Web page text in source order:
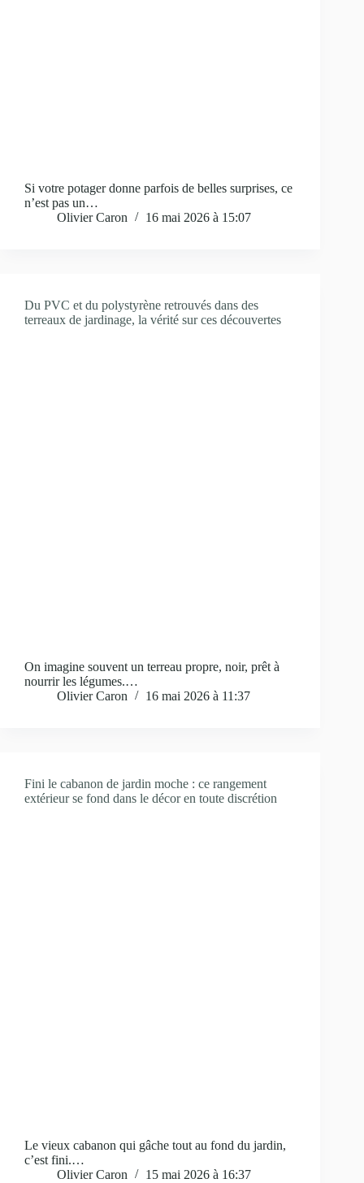
Si votre potager donne parfois de belles surprises, ce
n’est pas un…
Olivier Caron
16 mai 2026 à 15:07
Du PVC et du polystyrène retrouvés dans des
terreaux de jardinage, la vérité sur ces découvertes
On imagine souvent un terreau propre, noir, prêt à
nourrir les légumes.…
Olivier Caron
16 mai 2026 à 11:37
Fini le cabanon de jardin moche : ce rangement
extérieur se fond dans le décor en toute discrétion
Le vieux cabanon qui gâche tout au fond du jardin,
c’est fini.…
Olivier Caron
15 mai 2026 à 16:37